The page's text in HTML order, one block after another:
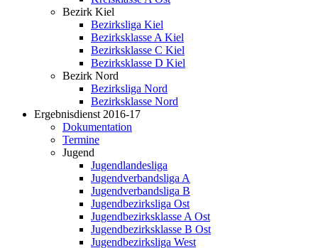
Bezirk Kiel
Bezirksliga Kiel
Bezirksklasse A Kiel
Bezirksklasse C Kiel
Bezirksklasse D Kiel
Bezirk Nord
Bezirksliga Nord
Bezirksklasse Nord
Ergebnisdienst 2016-17
Dokumentation
Termine
Jugend
Jugendlandesliga
Jugendverbandsliga A
Jugendverbandsliga B
Jugendbezirksliga Ost
Jugendbezirksklasse A Ost
Jugendbezirksklasse B Ost
Jugendbezirksliga West